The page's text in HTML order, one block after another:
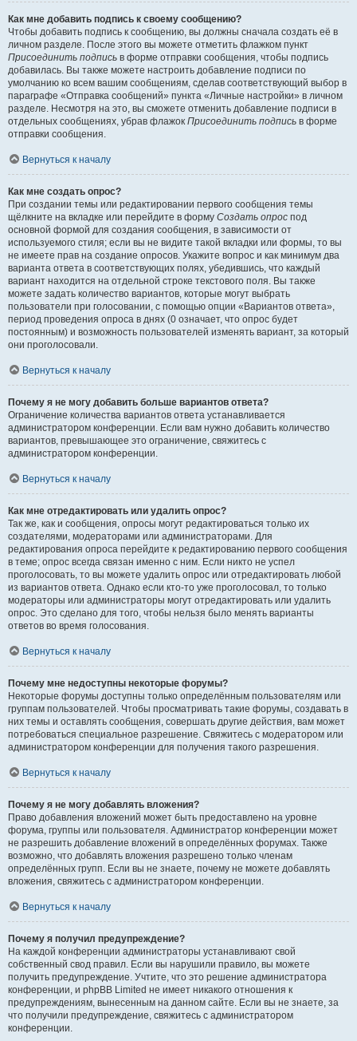
Как мне добавить подпись к своему сообщению?
Чтобы добавить подпись к сообщению, вы должны сначала создать её в
личном разделе. После этого вы можете отметить флажком пункт
Присоединить подпись в форме отправки сообщения, чтобы подпись
добавилась. Вы также можете настроить добавление подписи по
умолчанию ко всем вашим сообщениям, сделав соответствующий выбор в
параграфе «Отправка сообщений» пункта «Личные настройки» в личном
разделе. Несмотря на это, вы сможете отменить добавление подписи в
отдельных сообщениях, убрав флажок Присоединить подпись в форме
отправки сообщения.
Вернуться к началу
Как мне создать опрос?
При создании темы или редактировании первого сообщения темы
щёлкните на вкладке или перейдите в форму Создать опрос под
основной формой для создания сообщения, в зависимости от
используемого стиля; если вы не видите такой вкладки или формы, то вы
не имеете прав на создание опросов. Укажите вопрос и как минимум два
варианта ответа в соответствующих полях, убедившись, что каждый
вариант находится на отдельной строке текстового поля. Вы также
можете задать количество вариантов, которые могут выбрать
пользователи при голосовании, с помощью опции «Вариантов ответа»,
период проведения опроса в днях (0 означает, что опрос будет
постоянным) и возможность пользователей изменять вариант, за который
они проголосовали.
Вернуться к началу
Почему я не могу добавить больше вариантов ответа?
Ограничение количества вариантов ответа устанавливается
администратором конференции. Если вам нужно добавить количество
вариантов, превышающее это ограничение, свяжитесь с
администратором конференции.
Вернуться к началу
Как мне отредактировать или удалить опрос?
Так же, как и сообщения, опросы могут редактироваться только их
создателями, модераторами или администраторами. Для
редактирования опроса перейдите к редактированию первого сообщения
в теме; опрос всегда связан именно с ним. Если никто не успел
проголосовать, то вы можете удалить опрос или отредактировать любой
из вариантов ответа. Однако если кто-то уже проголосовал, то только
модераторы или администраторы могут отредактировать или удалить
опрос. Это сделано для того, чтобы нельзя было менять варианты
ответов во время голосования.
Вернуться к началу
Почему мне недоступны некоторые форумы?
Некоторые форумы доступны только определённым пользователям или
группам пользователей. Чтобы просматривать такие форумы, создавать в
них темы и оставлять сообщения, совершать другие действия, вам может
потребоваться специальное разрешение. Свяжитесь с модератором или
администратором конференции для получения такого разрешения.
Вернуться к началу
Почему я не могу добавлять вложения?
Право добавления вложений может быть предоставлено на уровне
форума, группы или пользователя. Администратор конференции может
не разрешить добавление вложений в определённых форумах. Также
возможно, что добавлять вложения разрешено только членам
определённых групп. Если вы не знаете, почему не можете добавлять
вложения, свяжитесь с администратором конференции.
Вернуться к началу
Почему я получил предупреждение?
На каждой конференции администраторы устанавливают свой
собственный свод правил. Если вы нарушили правило, вы можете
получить предупреждение. Учтите, что это решение администратора
конференции, и phpBB Limited не имеет никакого отношения к
предупреждениям, вынесенным на данном сайте. Если вы не знаете, за
что получили предупреждение, свяжитесь с администратором
конференции.